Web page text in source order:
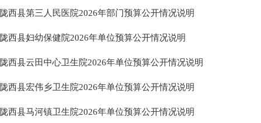
陇西县第三人民医院2026年部门预算公开情况说明
陇西县妇幼保健院2026年单位预算公开情况说明
陇西县云田中心卫生院2026年单位预算公开情况说明
陇西县宏伟乡卫生院2026年单位预算公开情况说明
陇西县马河镇卫生院2026年单位预算公开情况说明